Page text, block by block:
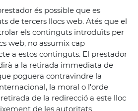
és possible que es
de tercers llocs web. Atés que el
els continguts introduïts per
web, no assumix cap
a estos continguts. El prestador
a la retirada immediata de
poguera contravindre la
la moral o l'orde
de la redirecció a este lloc
de les autoritats